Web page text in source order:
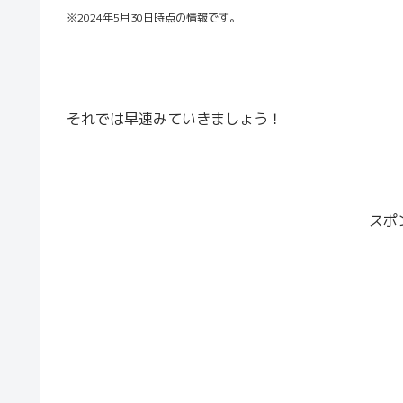
※2024年5月30日時点の情報です。
それでは早速みていきましょう！
スポ